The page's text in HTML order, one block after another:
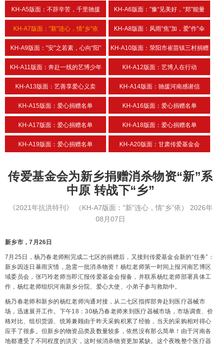
KH-A5版面：不辞辛苦，千里驰援 KH-A6版面：”豫“见美好，“郑”能量
KH-A7版面："新"连心，情“乡”依 KH-A8版面：风雨“焦”加，爱“作”伞
KH-A9版面："安"之若素，心向“阳” KH-A10版面：荥阳市崔苗镇三村捐赠
KH-A11版面：奔赴一线的艺博少年 KH-A12版面：艺博人在行动
KH-A13版面：艺善享爱心义卖 KH-A14版面：驰援河南感谢信
KH-A15版面：爱心捐赠名单 KH-A16版面：爱心捐赠名单
KH-A17版面：爱心捐赠名单 KH-A18版面：爱心捐赠名单
KH-A19版面：爱心捐赠名单 KH-A20版面：甘肃传爱基金会
传爱基金会为新乡捐赠消杀物资“新”系
中原 转战下“乡”
《2021年抗洪特刊》 （KH-A7版面："新"连心，情“乡”依）
2026年
08月07日
新乡市，7月26日
7月25日，杨乃春老师刚完成二七区的捐赠后，又接到传爱基金会新的“任务”：
新乡因连日暴雨灾情，急需一批消杀物资！杨红老师第一时间上报河南艺博区
域委员会，张巧玲老师当即汇报传爱基金会报备，并联系杨红老师部署具体工
作，杨红老师组织河南新乡分院、爱心大使、小弟子参与救助中。
杨乃春老师和新乡的杨红老师沟通对接，从二七区指挥部奔赴到医疗器械市
场，迅速展开工作。下午18：30杨乃春老师来到医疗器械市场，市场调查、价
格对比、组织货源、统筹兼顾由于昨天采购积累了经验，当天的采购相对得心
应手了很多。但新乡的物资品类及数量较多，依然没有那么简单！由于河南各
地都遭受了不同程度的洪灾，这时候消杀物资更加紧缺。这个夜晚整个医疗器